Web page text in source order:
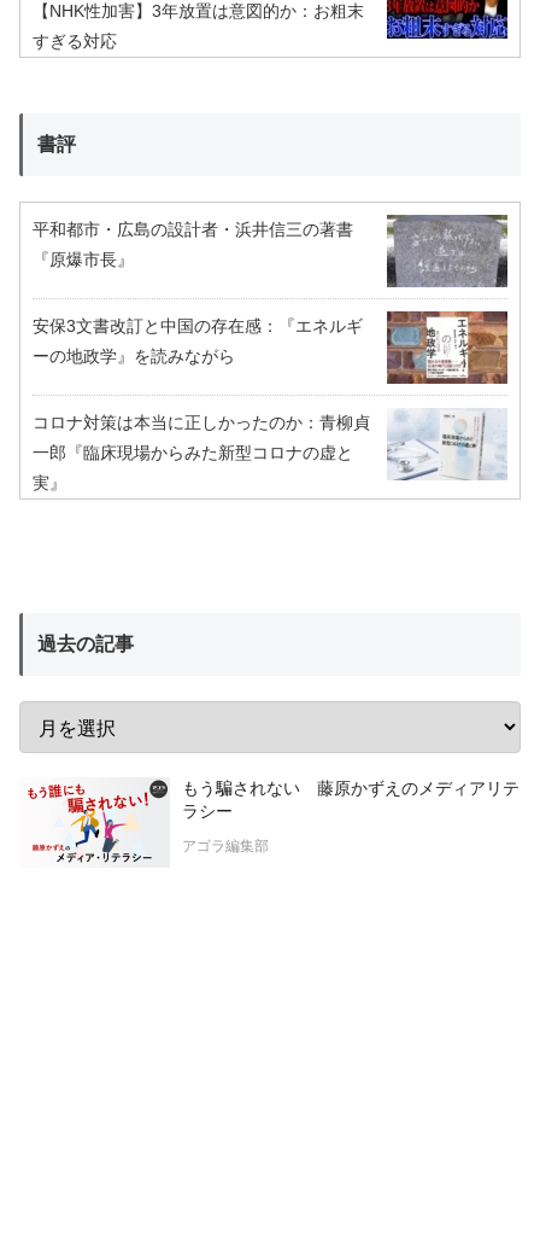
【NHK性加害】3年放置は意図的か：お粗末
すぎる対応
書評
平和都市・広島の設計者・浜井信三の著書
『原爆市長』
安保3文書改訂と中国の存在感：『エネルギ
ーの地政学』を読みながら
コロナ対策は本当に正しかったのか：青柳貞
一郎『臨床現場からみた新型コロナの虚と
実』
過去の記事
もう騙されない 藤原かずえのメディアリテ
ラシー
アゴラ編集部